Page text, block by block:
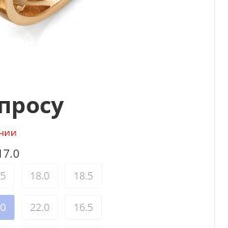
18.0 18.5
22.0 16.5